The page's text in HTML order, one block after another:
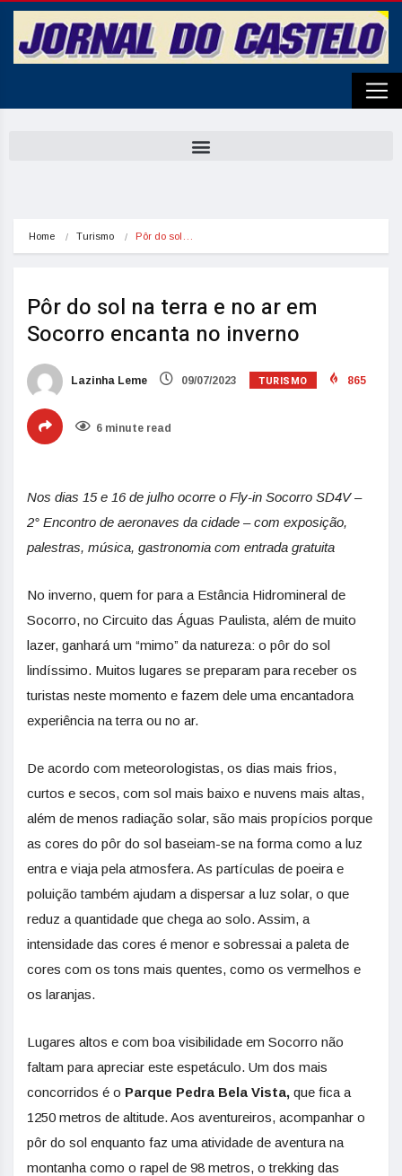
Home Turismo Pôr do sol…
Pôr do sol na terra e no ar em
Socorro encanta no inverno
Lazinha Leme 09/07/2023 TURISMO 865
6 minute read
Nos dias 15 e 16 de julho ocorre o Fly-in Socorro SD4V –
2° Encontro de aeronaves da cidade – com exposição,
palestras, música, gastronomia com entrada gratuita
No inverno, quem for para a Estância Hidromineral de
Socorro, no Circuito das Águas Paulista, além de muito
lazer, ganhará um “mimo” da natureza: o pôr do sol
lindíssimo. Muitos lugares se preparam para receber os
turistas neste momento e fazem dele uma encantadora
experiência na terra ou no ar.
De acordo com meteorologistas, os dias mais frios,
curtos e secos, com sol mais baixo e nuvens mais altas,
além de menos radiação solar, são mais propícios porque
as cores do pôr do sol baseiam-se na forma como a luz
entra e viaja pela atmosfera. As partículas de poeira e
poluição também ajudam a dispersar a luz solar, o que
reduz a quantidade que chega ao solo. Assim, a
intensidade das cores é menor e sobressai a paleta de
cores com os tons mais quentes, como os vermelhos e
os laranjas.
Lugares altos e com boa visibilidade em Socorro não
faltam para apreciar este espetáculo. Um dos mais
concorridos é o Parque Pedra Bela Vista, que fica a
1250 metros de altitude. Aos aventureiros, acompanhar o
pôr do sol enquanto faz uma atividade de aventura na
montanha como o rapel de 98 metros, o trekking das